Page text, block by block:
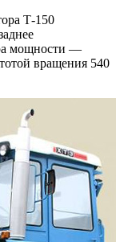
Т-150
мощности —
вращения 540